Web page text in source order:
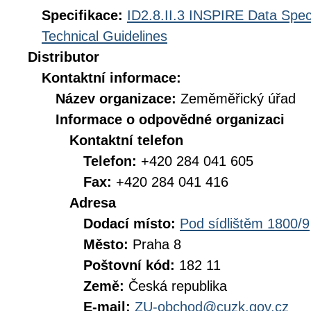
Specifikace: ID2.8.II.3 INSPIRE Data
Technical Guidelines
Distributor
Kontaktní informace:
Název organizace: Zeměměřický úřad
Informace o odpovědné organizaci
Kontaktní telefon
Telefon: +420 284 041 605
Fax: +420 284 041 416
Adresa
Dodací místo: Pod sídlištěm 1800/9
Město: Praha 8
Poštovní kód: 182 11
Země: Česká republika
E-mail: ZU-obchod@cuzk.gov.cz